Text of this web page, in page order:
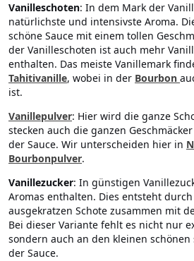
Vanilleschoten: In dem Mark der
natürlichste und intensivste Aroma.
schöne Sauce mit einem tollen
der Vanilleschoten ist auch mehr
enthalten. Das meiste Vanillemark
Tahitivanille, wobei in der Bourbon
ist.
Vanillepulver: Hier wird die ganze
stecken auch die ganzen
der Sauce. Wir unterscheiden hier in
Bourbonpulver.
Vanillezucker: In günstigen
Aromas enthalten. Dies entsteht
ausgekratzen Schote zusammen mit
Bei dieser Variante fehlt es nicht nur
sondern auch an den kleinen schönen
der Sauce.